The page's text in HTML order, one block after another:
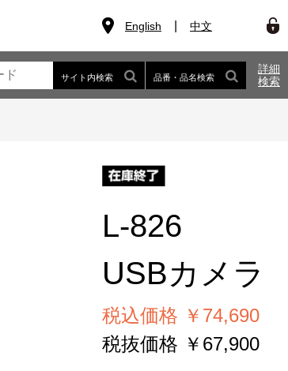
English 中文
サイト内検索 品番・品名検索
詳細
検索
L-826
USBカメラ
税込価格 ￥74,690
税抜価格 ￥67,900